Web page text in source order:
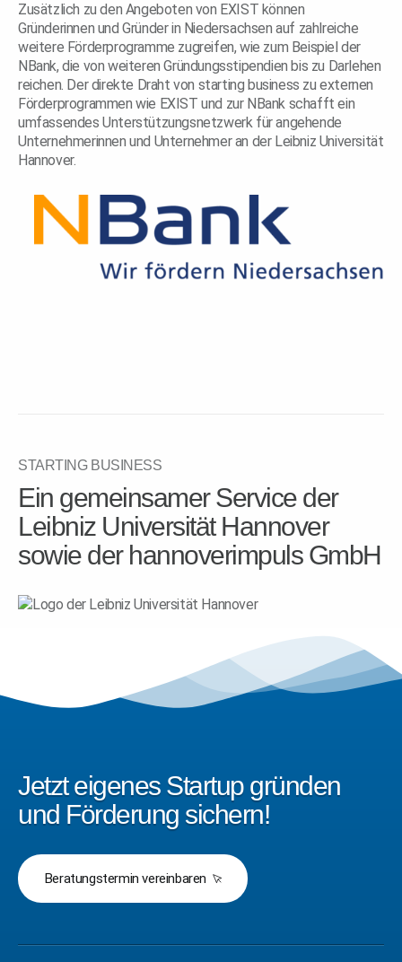
Zusätzlich zu den Angeboten von EXIST können
Gründerinnen und Gründer in Niedersachsen auf zahlreiche
weitere Förderprogramme zugreifen, wie zum Beispiel der
NBank, die von weiteren Gründungsstipendien bis zu Darlehen
reichen. Der direkte Draht von starting business zu externen
Förderprogrammen wie EXIST und zur NBank schafft ein
umfassendes Unterstützungsnetzwerk für angehende
Unternehmerinnen und Unternehmer an der Leibniz Universität
Hannover.
STARTING BUSINESS
Ein gemeinsamer Service der
Leibniz Universität Hannover
sowie der hannoverimpuls GmbH
Jetzt eigenes Startup gründen
und Förderung sichern!
Beratungstermin vereinbaren